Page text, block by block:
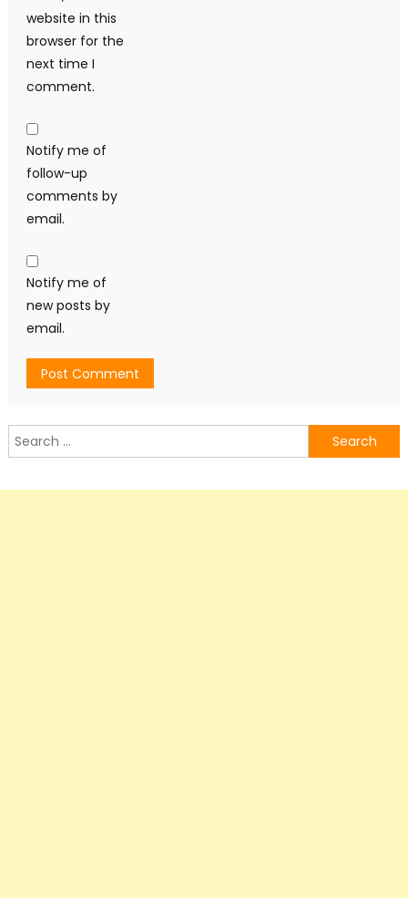
website in this
browser for the
next time I
comment.
Notify me of
follow-up
comments by
email.
Notify me of
new posts by
email.
Search
for: